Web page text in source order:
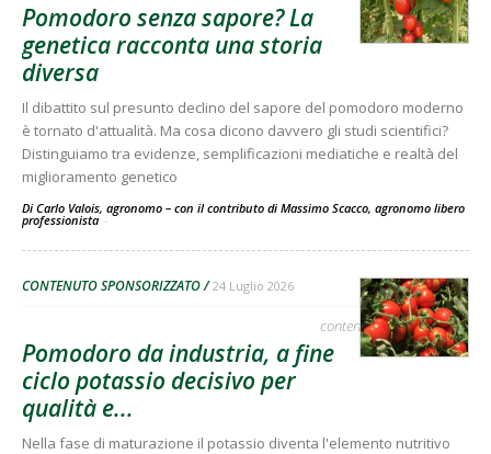
Pomodoro senza sapore? La
genetica racconta una storia
diversa
Il dibattito sul presunto declino del sapore del pomodoro moderno
è tornato d'attualità. Ma cosa dicono davvero gli studi scientifici?
Distinguiamo tra evidenze, semplificazioni mediatiche e realtà del
miglioramento genetico
Di Carlo Valois, agronomo – con il contributo di Massimo Scacco, agronomo libero
professionista -
CONTENUTO SPONSORIZZATO 24 Luglio 2026
contenuto sponsorizzato
Pomodoro da industria, a fine
ciclo potassio decisivo per
qualità e...
Nella fase di maturazione il potassio diventa l'elemento nutritivo